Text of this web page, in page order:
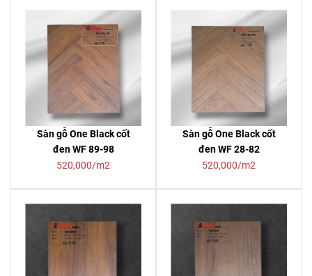
Sàn gỗ One Black cốt
đen WF 89-98
520,000/m2
Sàn gỗ One Black cốt
đen WF 28-82
520,000/m2